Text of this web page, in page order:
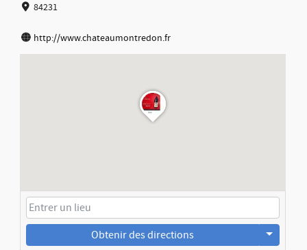
84231
http://www.chateaumontredon.fr
Obtenir des directions